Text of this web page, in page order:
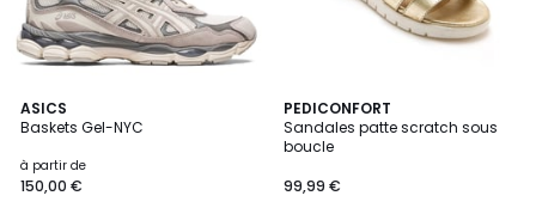
ASICS
Baskets Gel-NYC
à partir de
150,00 €
4,9
/ 5
2
Couleurs
PEDICONFORT
Sandales patte scratch sous
boucle
99,99 €
2
Couleurs